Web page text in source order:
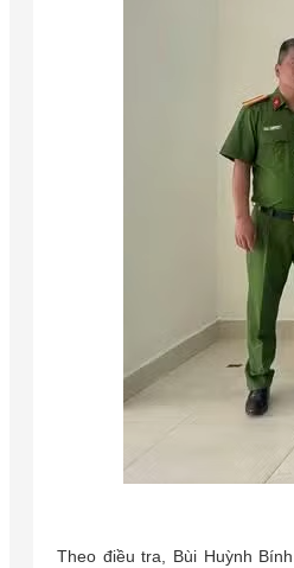
Theo điều tra, Bùi Huỳnh